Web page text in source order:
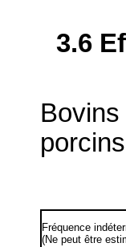
3.6
Fréquence
(Ne peut être